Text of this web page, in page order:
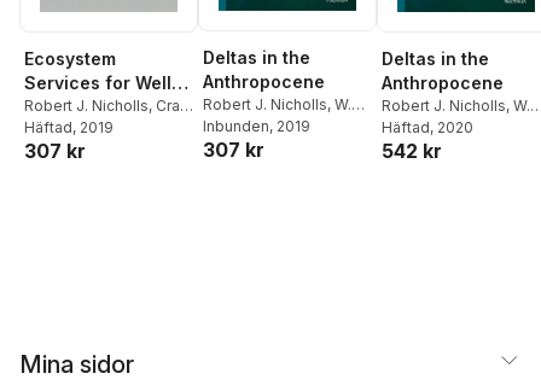
Ecosystem
Services for Well-
Being in Deltas
Robert J. Nicholls, Craig
W. Hutton,W. Neil
Adger ,Susan E.
Häftad, 2019
307 kr
Deltas in the
Anthropocene
Robert J. Nicholls, W.
Neil Adger ,Craig W.
Hutton,Susan E.
Inbunden, 2019
307 kr
Deltas in the
Anthropocene
Robert J. Nicholls, W.
Neil Adger,Craig W.
Hutton,Susan E.
Häftad, 2020
542 kr
Mina sidor